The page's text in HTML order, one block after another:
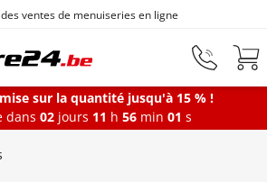
au contenu principal
ventes de menuiseries en ligne
sur la quantité jusqu'à 15 % !
dans 02 jours 11 h 56 min 00 s